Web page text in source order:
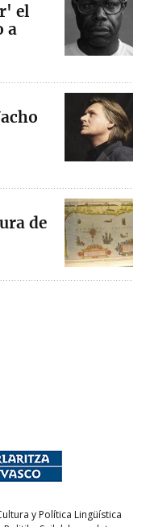
el
a
de
y Política Lingüística